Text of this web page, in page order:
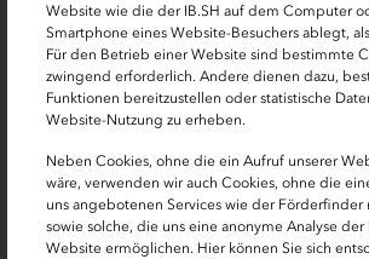
Website wie die der IB.SH auf dem Computer
Smartphone eines Website-Besuchers ablegt,
Für den Betrieb einer Website sind bestimmte
zwingend erforderlich. Andere dienen dazu,
Funktionen bereitzustellen oder statistische
Website-Nutzung zu erheben.
Neben Cookies, ohne die ein Aufruf unserer
wäre, verwenden wir auch Cookies, ohne die
uns angebotenen Services wie der Förderfinder
sowie solche, die uns eine anonyme Analyse
Website ermöglichen. Hier können Sie sich
KfW-Programm Bundesförderung
Gebäude (Bau/Kauf von
Förderdarlehen bis zu 120.000
Ihr Neubau oder Kauf eines
Effizienzhauses als vermietete
Tilgungszuschuss bis zu 6.000